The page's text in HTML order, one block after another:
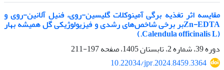
مقایسه اثر تغذیه برگی آمینوکلات گلیسین-روی، فنیل آلانین-روی و
Zn-EDTAبر برخی شاخص‌های رشدی و فیزیولوژیکی گل همیشه بهار
(Calendula officinalis L.)
دوره 39، شماره 2، تابستان 1405، صفحه
197-211
10.22034/jpr.2024.8459.3364